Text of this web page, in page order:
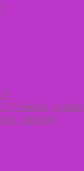
(Новый
дизайн)